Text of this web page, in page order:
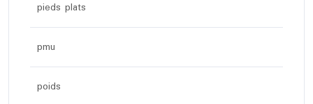
pieds plats
pmu
poids